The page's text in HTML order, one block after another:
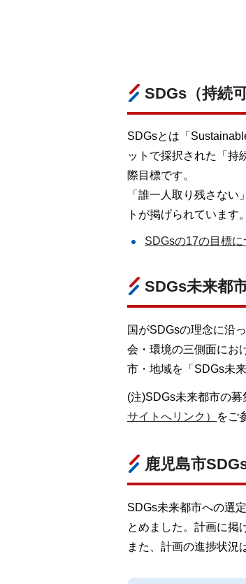
SDGs（持続
SDGsとは「
ットで採択された「持
際目標です。
「誰一人取り残さな
トが掲げられています。
SDGsの17の目標に
SDGs未来都
国がSDGsの理念に沿
会・環境の三側面にお
市・地域を「SDGs未
(注)SDGs未来都市の募
サイトへリンク）
をご
鹿児島市
SDGs未来都市への選
とめました。計画に掲
また、計画の進捗状況